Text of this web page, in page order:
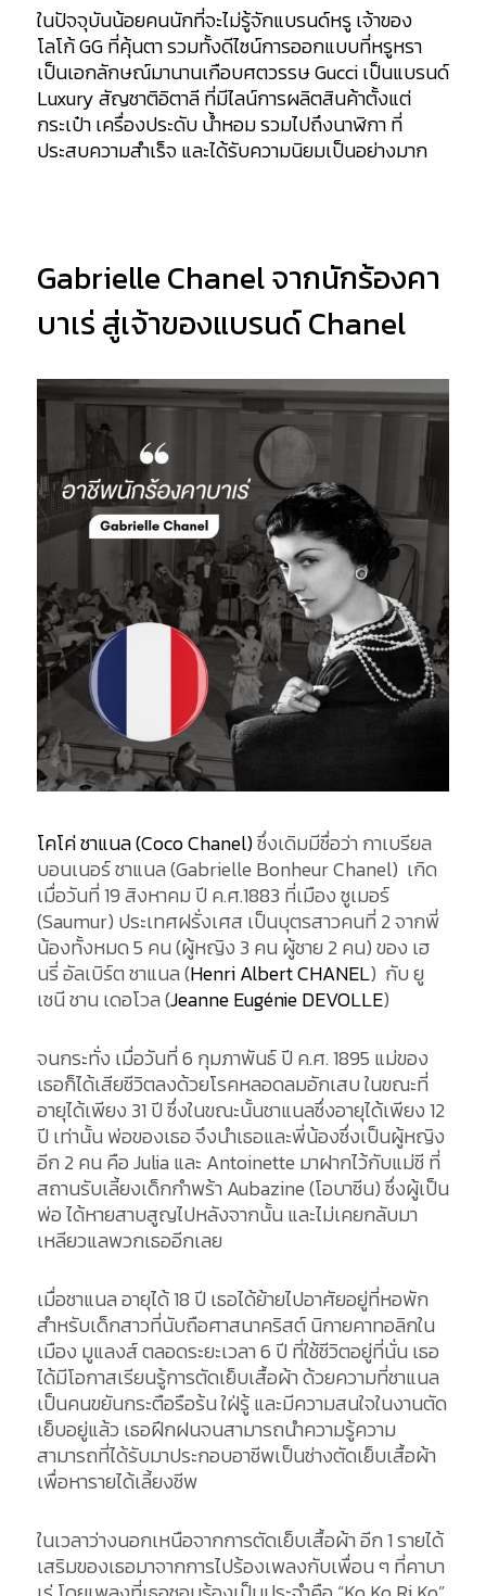
ในปัจจุบันน้อยคนนักที่จะไม่รู้จักแบรนด์หรู เจ้าของ
โลโก้ GG ที่คุ้นตา รวมทั้งดีไซน์การออกแบบที่หรูหรา
เป็นเอกลักษณ์มานานเกือบศตวรรษ Gucci เป็นแบรนด์
Luxury สัญชาติอิตาลี ที่มีไลน์การผลิตสินค้าตั้งแต่
กระเป๋า เครื่องประดับ น้ำหอม รวมไปถึงนาฬิกา ที่
ประสบความสำเร็จ และได้รับความนิยมเป็นอย่างมาก
Gabrielle Chanel จากนักร้องคา
บาเร่ สู่เจ้าของแบรนด์ Chanel
โคโค่ ชาแนล (Coco Chanel)ซึ่งเดิมมีชื่อว่า กาเบรียล
บอนเนอร์ ชาแนล (Gabrielle Bonheur Chanel) เกิด
เมื่อวันที่ 19 สิงหาคม ปี ค.ศ.1883 ที่เมือง ซูเมอร์
(Saumur) ประเทศฝรั่งเศส เป็นบุตรสาวคนที่ 2 จากพี่
น้องทั้งหมด 5 คน (ผู้หญิง 3 คน ผู้ชาย 2 คน) ของ เฮ
นรี่ อัลเบิร์ต ชาแนล (Henri Albert CHANEL) กับ ยู
เชนี ชาน เดอโวล (Jeanne Eugénie DEVOLLE)
จนกระทั่ง เมื่อวันที่ 6 กุมภาพันธ์ ปี ค.ศ. 1895 แม่ของ
เธอก็ได้เสียชีวิตลงด้วยโรคหลอดลมอักเสบ ในขณะที่
อายุได้เพียง 31 ปี ซึ่งในขณะนั้นชาแนลซึ่งอายุได้เพียง 12
ปี เท่านั้น พ่อของเธอ จึงนำเธอและพี่น้องซึ่งเป็นผู้หญิง
อีก 2 คน คือ Julia และ Antoinette มาฝากไว้กับแม่ชี ที่
สถานรับเลี้ยงเด็กกำพร้า Aubazine (โอบาซีน) ซึ่งผู้เป็น
พ่อ ได้หายสาบสูญไปหลังจากนั้น และไม่เคยกลับมา
เหลียวแลพวกเธออีกเลย
เมื่อชาแนล อายุได้ 18 ปี เธอได้ย้ายไปอาศัยอยู่ที่หอพัก
สำหรับเด็กสาวที่นับถือศาสนาคริสต์ นิกายคาทอลิกใน
เมือง มูแลงส์ ตลอดระยะเวลา 6 ปี ที่ใช้ชีวิตอยู่ที่นั่น เธอ
ได้มีโอกาสเรียนรู้การตัดเย็บเสื้อผ้า ด้วยความที่ชาแนล
เป็นคนขยันกระตือรือร้น ใฝ่รู้ และมีความสนใจในงานตัด
เย็บอยู่แล้ว เธอฝึกฝนจนสามารถนำความรู้ความ
สามารถที่ได้รับมาประกอบอาชีพเป็นช่างตัดเย็บเสื้อผ้า
เพื่อหารายได้เลี้ยงชีพ
ในเวลาว่างนอกเหนือจากการตัดเย็บเสื้อผ้า อีก 1 รายได้
เสริมของเธอมาจากการไปร้องเพลงกับเพื่อน ๆ ที่คาบา